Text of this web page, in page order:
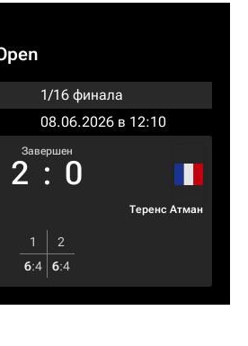
1/16 финала
08.06.2026 в 12:10
Завершен
2 : 0
Теренс Атман
1
2
6:4 6:4